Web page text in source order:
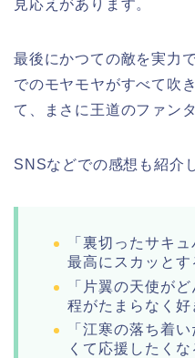
見応えがあります。
最後にかつての敵を実力
でのモヤモヤがすべて吹
て、まさに王道のファン
SNSなどでの感想も紹介
「裏切ったサキ
最高にスカッとす
「片翼の天使が
程がたまらなく好
「江寒の落ち着
くて応援したくな